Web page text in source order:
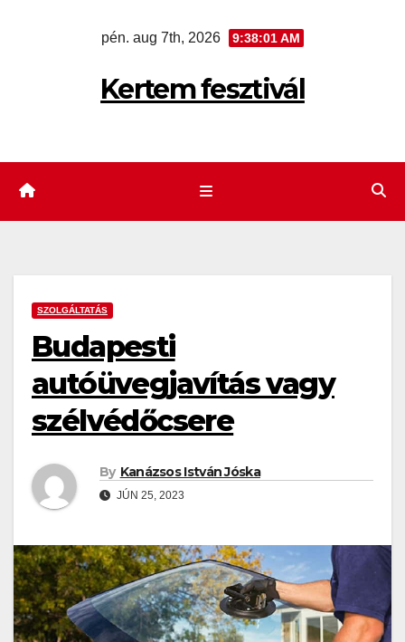
pén. aug 7th, 2026 9:38:02 AM
Kertem fesztivál
SZOLGÁLTATÁS
Budapesti
autóüvegjavítás vagy
szélvédőcsere
By Kanázsos István Jóska
JÚN 25, 2023